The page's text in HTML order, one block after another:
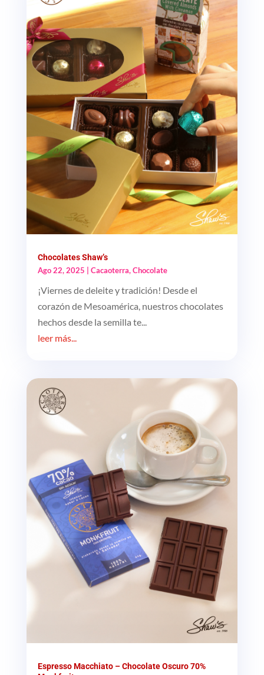
Chocolates Shaw’s
Ago 22, 2025
Cacaoterra,Chocolate
¡Viernes de deleite y tradición! Desde el
corazón de Mesoamérica, nuestros chocolates
hechos desde la semilla te...
leer más...
Espresso Macchiato – Chocolate Oscuro 70%